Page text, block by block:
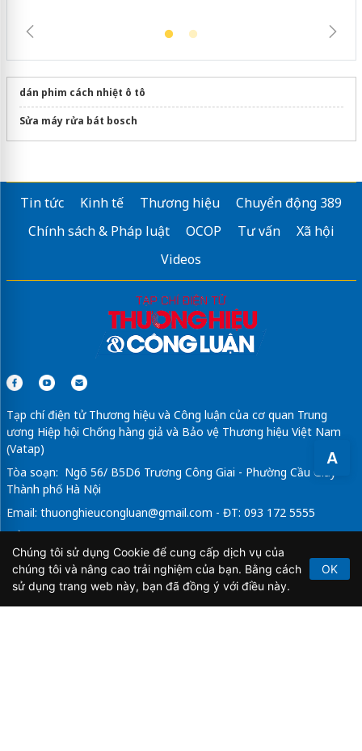
A
dán phim cách nhiệt ô tô
Sửa máy rửa bát bosch
Tin tức Kinh tế Thương hiệu
Chuyển động 389
Chính sách & Pháp luật
OCOP Tư vấn
Xã hội
Videos
Tạp chí điện tử Thương hiệu và Công luận của cơ quan Trung
ương Hiệp hội Chống hàng giả và Bảo vệ Thương hiệu Việt Nam
(Vatap)
Tòa soạn: Ngõ 56/ B5D6 Trương Công Giai - Phường Cầu Giấy -
Thành phố Hà Nội
Email: thuonghieucongluan@gmail.com - ĐT: 093 172 5555
Tổng Biên Tập: Vũ Đức Thuận
Giấy phép hoạt động báo chí điện tử số 64/GP-BTTTT do Bộ
Thông tin và Truyền thông cấp ngày 21/2/2020.
Chúng tôi sử dụng Cookie để cung cấp dịch vụ của
chúng tôi và nâng cao trải nghiệm của bạn. Bằng cách
sử dụng trang web này, bạn đã đồng ý với điều này.
OK